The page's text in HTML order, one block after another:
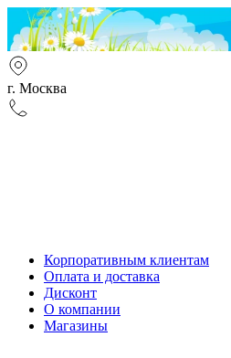
г. Москва
Корпоративным клиентам
Оплата и доставка
Дисконт
О компании
Магазины